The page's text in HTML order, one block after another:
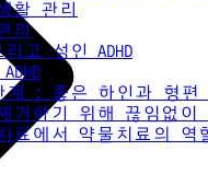
활 관리
리
고 성인 ADHD
계 : 좋은 하인과 형편
거하기 위해 끊임없이
료에서 약물치료의 역